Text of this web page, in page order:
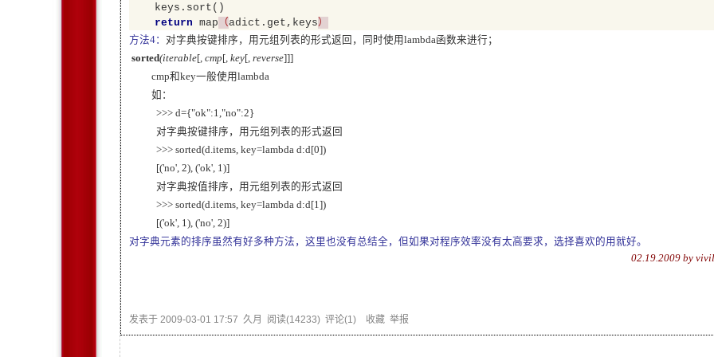
keys.sort()
return map （adict.get,keys）
方法4： 对字典按键排序，用元组列表的形式返回，同时使用lambda函数来进行；
sorted(iterable[, cmp [, key[, reverse]]]
cmp和key一般使用lambda
如：
>>> d={"ok":1,"no":2}
对字典按键排序，用元组列表的形式返回
>>> sorted(d.items, key=lambda d:d[0])
[('no', 2), ('ok', 1)]
对字典按值排序，用元组列表的形式返回
>>> sorted(d.items, key=lambda d:d[1])
[('ok', 1), ('no', 2)]
对字典元素的排序虽然有好多种方法，这里也没有总结全，但如果对程序效率没有太高要求，选择喜欢的用就好。
02.19.2009 by
发表于 2009-03-01 17:57 久月 阅读(14233) 评论(1) 收藏 举报